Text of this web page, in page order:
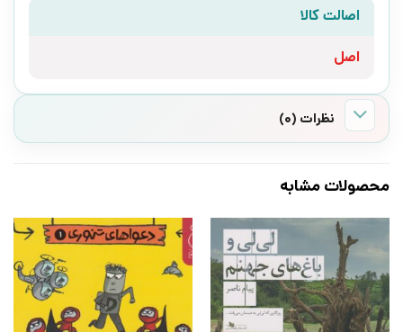
اصالت کالا
اصل
نظرات (0)
محصولات مشابه